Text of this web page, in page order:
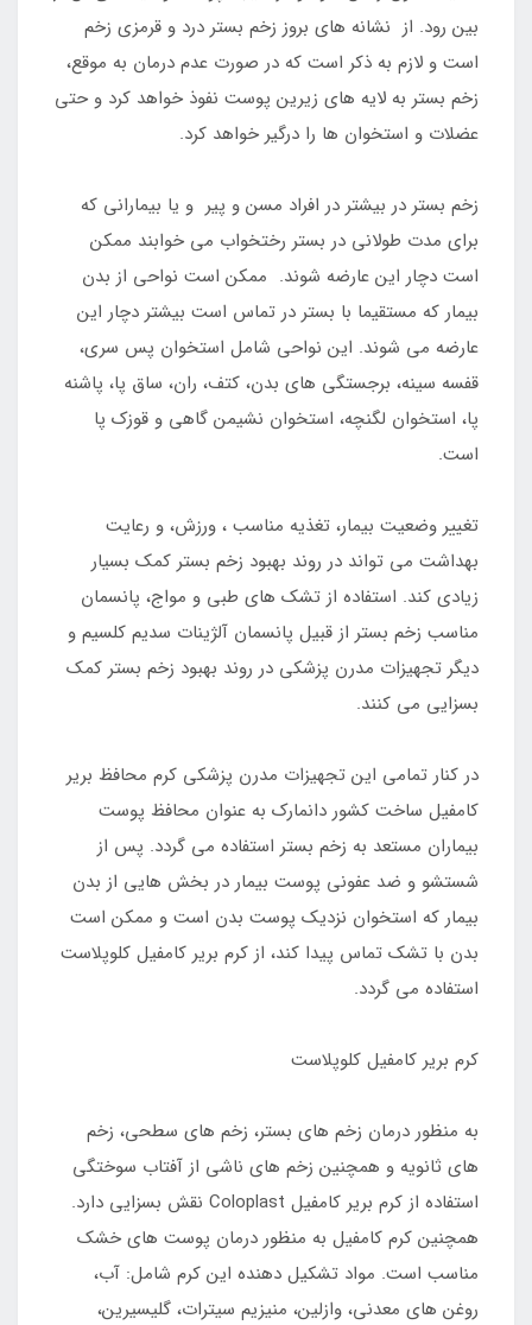
بین رود. از نشانه های بروز زخم بستر درد و قرمزی زخم
است و لازم به ذکر است که در صورت عدم درمان به موقع،
زخم بستر به لایه های زیرین پوست نفوذ خواهد کرد و حتی
عضلات و استخوان ها را درگیر خواهد کرد.
زخم بستر در بیشتر در افراد مسن و پیر و یا بیمارانی که
برای مدت طولانی در بستر رختخواب می خوابند ممکن
است دچار این عارضه شوند. ممکن است نواحی از بدن
بیمار که مستقیما با بستر در تماس است بیشتر دچار این
عارضه می شوند. این نواحی شامل استخوان پس سری،
قفسه سینه، برجستگی های بدن، کتف، ران، ساق پا، پاشنه
پا، استخوان لگنچه، استخوان نشیمن گاهی و قوزک پا
است.
تغییر وضعیت بیمار، تغذیه مناسب ، ورزش، و رعایت
بهداشت می تواند در روند بهبود زخم بستر کمک بسیار
زیادی کند. استفاده از تشک های طبی و مواج، پانسمان
مناسب زخم بستر از قبیل پانسمان آلژینات سدیم کلسیم و
دیگر تجهیزات مدرن پزشکی در روند بهبود زخم بستر کمک
بسزایی می کنند.
در کنار تمامی این تجهیزات مدرن پزشکی کرم محافظ بریر
کامفیل ساخت کشور دانمارک به عنوان محافظ پوست
بیماران مستعد به زخم بستر استفاده می گردد. پس از
شستشو و ضد عفونی پوست بیمار در بخش هایی از بدن
بیمار که استخوان نزدیک پوست بدن است و ممکن است
بدن با تشک تماس پیدا کند، از کرم بریر کامفیل کلوپلاست
استفاده می گردد.
کرم بریر کامفیل کلوپلاست
به منظور درمان زخم های بستر، زخم های سطحی، زخم
های ثانویه و همچنین زخم های ناشی از آفتاب سوختگی
استفاده از کرم بریر کامفیل Coloplast نقش بسزایی دارد.
همچنین کرم کامفیل به منظور درمان پوست های خشک
مناسب است. مواد تشکیل دهنده این کرم شامل: آب،
روغن های معدنی، وازلین، منیزیم سیترات، گلیسیرین،